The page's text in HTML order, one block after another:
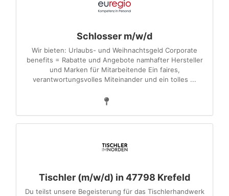
Schlosser m/w/d
Wir bieten: Urlaubs- und Weihnachtsgeld Corporate
benefits = Rabatte und Angebote namhafter Hersteller
und Marken für Mitarbeitende Ein faires,
verantwortungsvolles Miteinander und ein tolles ...
Tischler (m/w/d) in 47798 Krefeld
Du teilst unsere Begeisterung für das Tischlerhandwerk